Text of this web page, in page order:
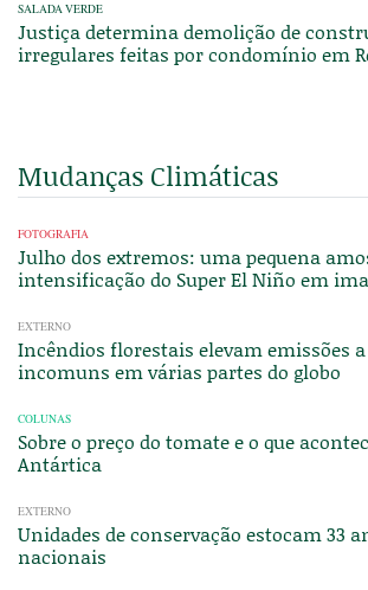
SALADA VERDE
Justiça determina demolição de
irregulares feitas por condomínio em
Mudanças Climáticas
FOTOGRAFIA
Julho dos extremos: uma pequena
intensificação do Super El Niño em
EXTERNO
Incêndios florestais elevam emissões
incomuns em várias partes do globo
COLUNAS
Sobre o preço do tomate e o que
Antártica
EXTERNO
Unidades de conservação estocam 33
nacionais